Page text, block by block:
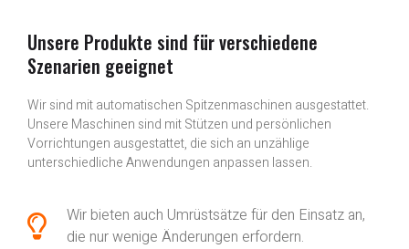
Unsere Produkte sind für verschiedene
Szenarien geeignet
Wir sind mit automatischen Spitzenmaschinen ausgestattet.
Unsere Maschinen sind mit Stützen und persönlichen
Vorrichtungen ausgestattet, die sich an unzählige
unterschiedliche Anwendungen anpassen lassen.
Wir bieten auch Umrüstsätze für den Einsatz an,
die nur wenige Änderungen erfordern.